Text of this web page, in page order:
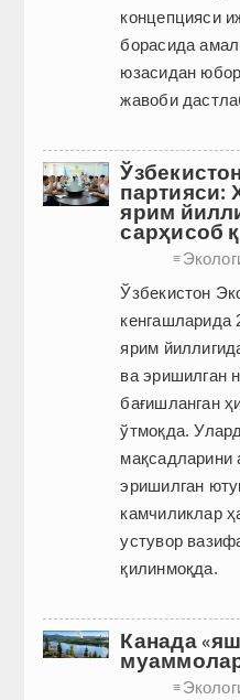
концепцияси
борасида
юзасидан
жавоби
партияси:
ярим
сарҳисоб
≡
Ўзбекис­тон
кенгашларида
ярим
ва эришилган
бағишланган
ўтмоқда.
эришилган
камчиликлар
устувор
қилинмоқда.
Канада
≡